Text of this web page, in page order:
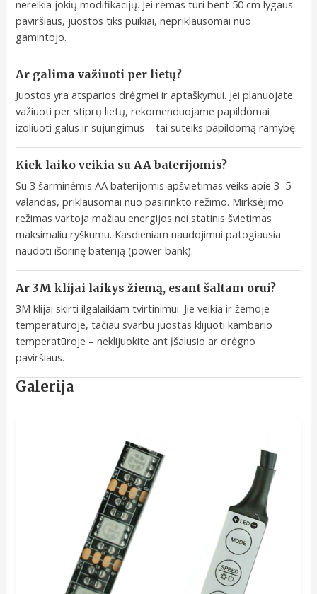
nereikia jokių modifikacijų. Jei rėmas turi bent 50 cm lygaus
paviršiaus, juostos tiks puikiai, nepriklausomai nuo
gamintojo.
Ar galima važiuoti per lietų?
Juostos yra atsparios drėgmei ir aptaškymui. Jei planuojate
važiuoti per stiprų lietų, rekomenduojame papildomai
izoliuoti galus ir sujungimus – tai suteiks papildomą ramybę.
Kiek laiko veikia su AA baterijomis?
Su 3 šarminėmis AA baterijomis apšvietimas veiks apie 3–5
valandas, priklausomai nuo pasirinkto režimo. Mirksėjimo
režimas vartoja mažiau energijos nei statinis švietimas
maksimaliu ryškumu. Kasdieniam naudojimui patogiausia
naudoti išorinę bateriją (power bank).
Ar 3M klijai laikys žiemą, esant šaltam orui?
3M klijai skirti ilgalaikiam tvirtinimui. Jie veikia ir žemoje
temperatūroje, tačiau svarbu juostas klijuoti kambario
temperatūroje – neklijuokite ant įšalusio ar drėgno
paviršiaus.
Galerija